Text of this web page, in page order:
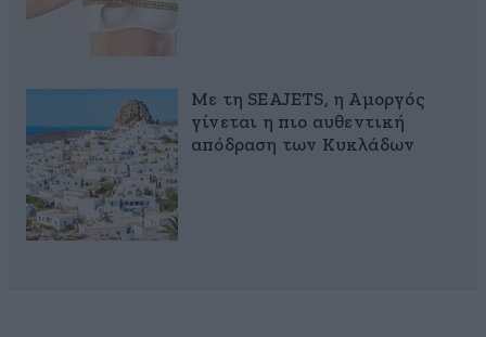
Με τη SEAJETS, η Αμοργός
γίνεται η πιο αυθεντική
απόδραση των Κυκλάδων